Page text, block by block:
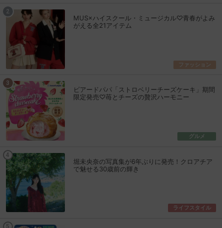
MUS×ハイスクール・ミュージカル♡青春がよみ
がえる全21アイテム
ファッション
ビアードパパ「ストロベリーチーズケーキ」期間
限定発売♡苺とチーズの贅沢ハーモニー
グルメ
堀未央奈の写真集が6年ぶりに発売！クロアチア
で魅せる30歳前の輝き
ライフスタイル